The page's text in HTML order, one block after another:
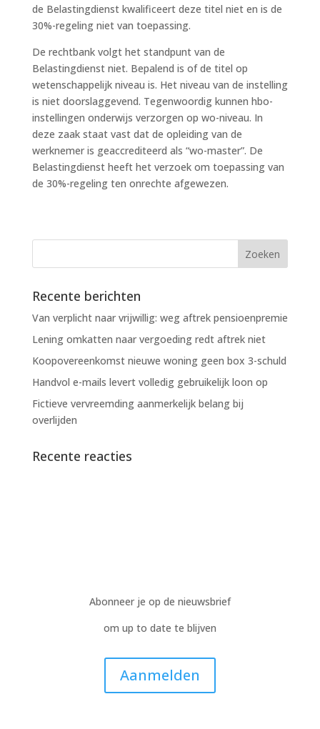
de Belastingdienst kwalificeert deze titel niet en is de
30%-regeling niet van toepassing.
De rechtbank volgt het standpunt van de
Belastingdienst niet. Bepalend is of de titel op
wetenschappelijk niveau is. Het niveau van de instelling
is niet doorslaggevend. Tegenwoordig kunnen hbo-
instellingen onderwijs verzorgen op wo-niveau. In
deze zaak staat vast dat de opleiding van de
werknemer is geaccrediteerd als “wo-master”. De
Belastingdienst heeft het verzoek om toepassing van
de 30%-regeling ten onrechte afgewezen.
Recente berichten
Van verplicht naar vrijwillig: weg aftrek pensioenpremie
Lening omkatten naar vergoeding redt aftrek niet
Koopovereenkomst nieuwe woning geen box 3-schuld
Handvol e-mails levert volledig gebruikelijk loon op
Fictieve vervreemding aanmerkelijk belang bij
overlijden
Recente reacties
Abonneer je op de nieuwsbrief
om up to date te blijven
Aanmelden